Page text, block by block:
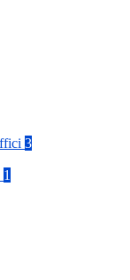
3
1